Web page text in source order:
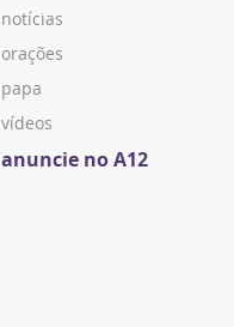
notícias
orações
papa
vídeos
anuncie no A12